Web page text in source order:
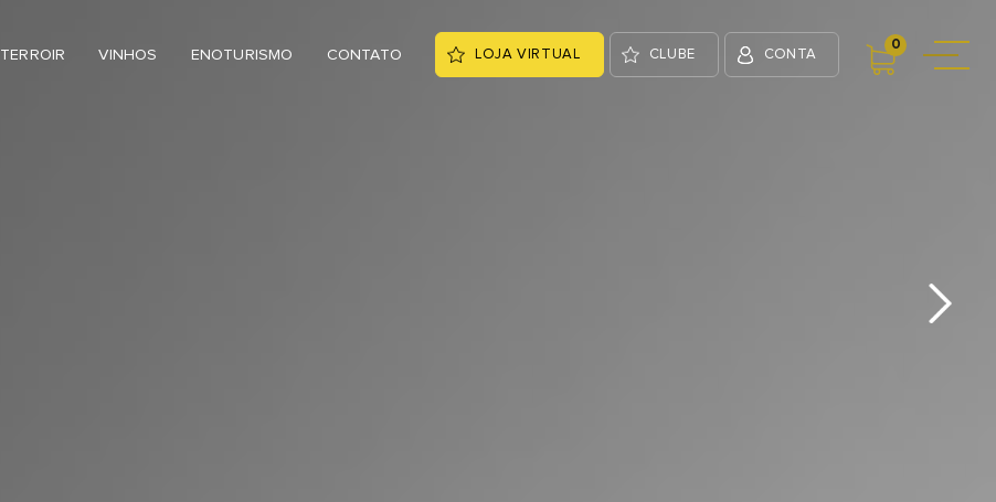
TERROIR VINHOS ENOTURISMO CONTATO LOJA VIRTUAL CLUBE CONTA
0